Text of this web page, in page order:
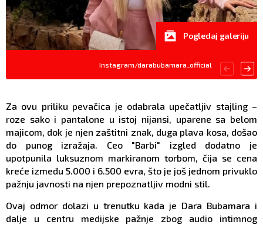
Instagram/darabubamara_official
Pogledaj galeriju
Za ovu priliku pevačica je odabrala upečatljiv stajling –
roze sako i pantalone u istoj nijansi, uparene sa belom
majicom, dok je njen zaštitni znak, duga plava kosa, došao
do punog izražaja. Ceo "Barbi" izgled dodatno je
upotpunila luksuznom markiranom torbom, čija se cena
kreće između 5.000 i 6.500 evra, što je još jednom privuklo
pažnju javnosti na njen prepoznatljiv modni stil.
Ovaj odmor dolazi u trenutku kada je Dara Bubamara i
dalje u centru medijske pažnje zbog audio intimnog